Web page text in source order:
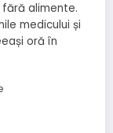
alimente.
medicului și
oră în